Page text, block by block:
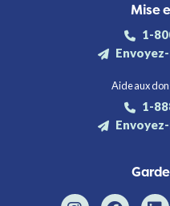
Mise
1-
Aide aux
1-